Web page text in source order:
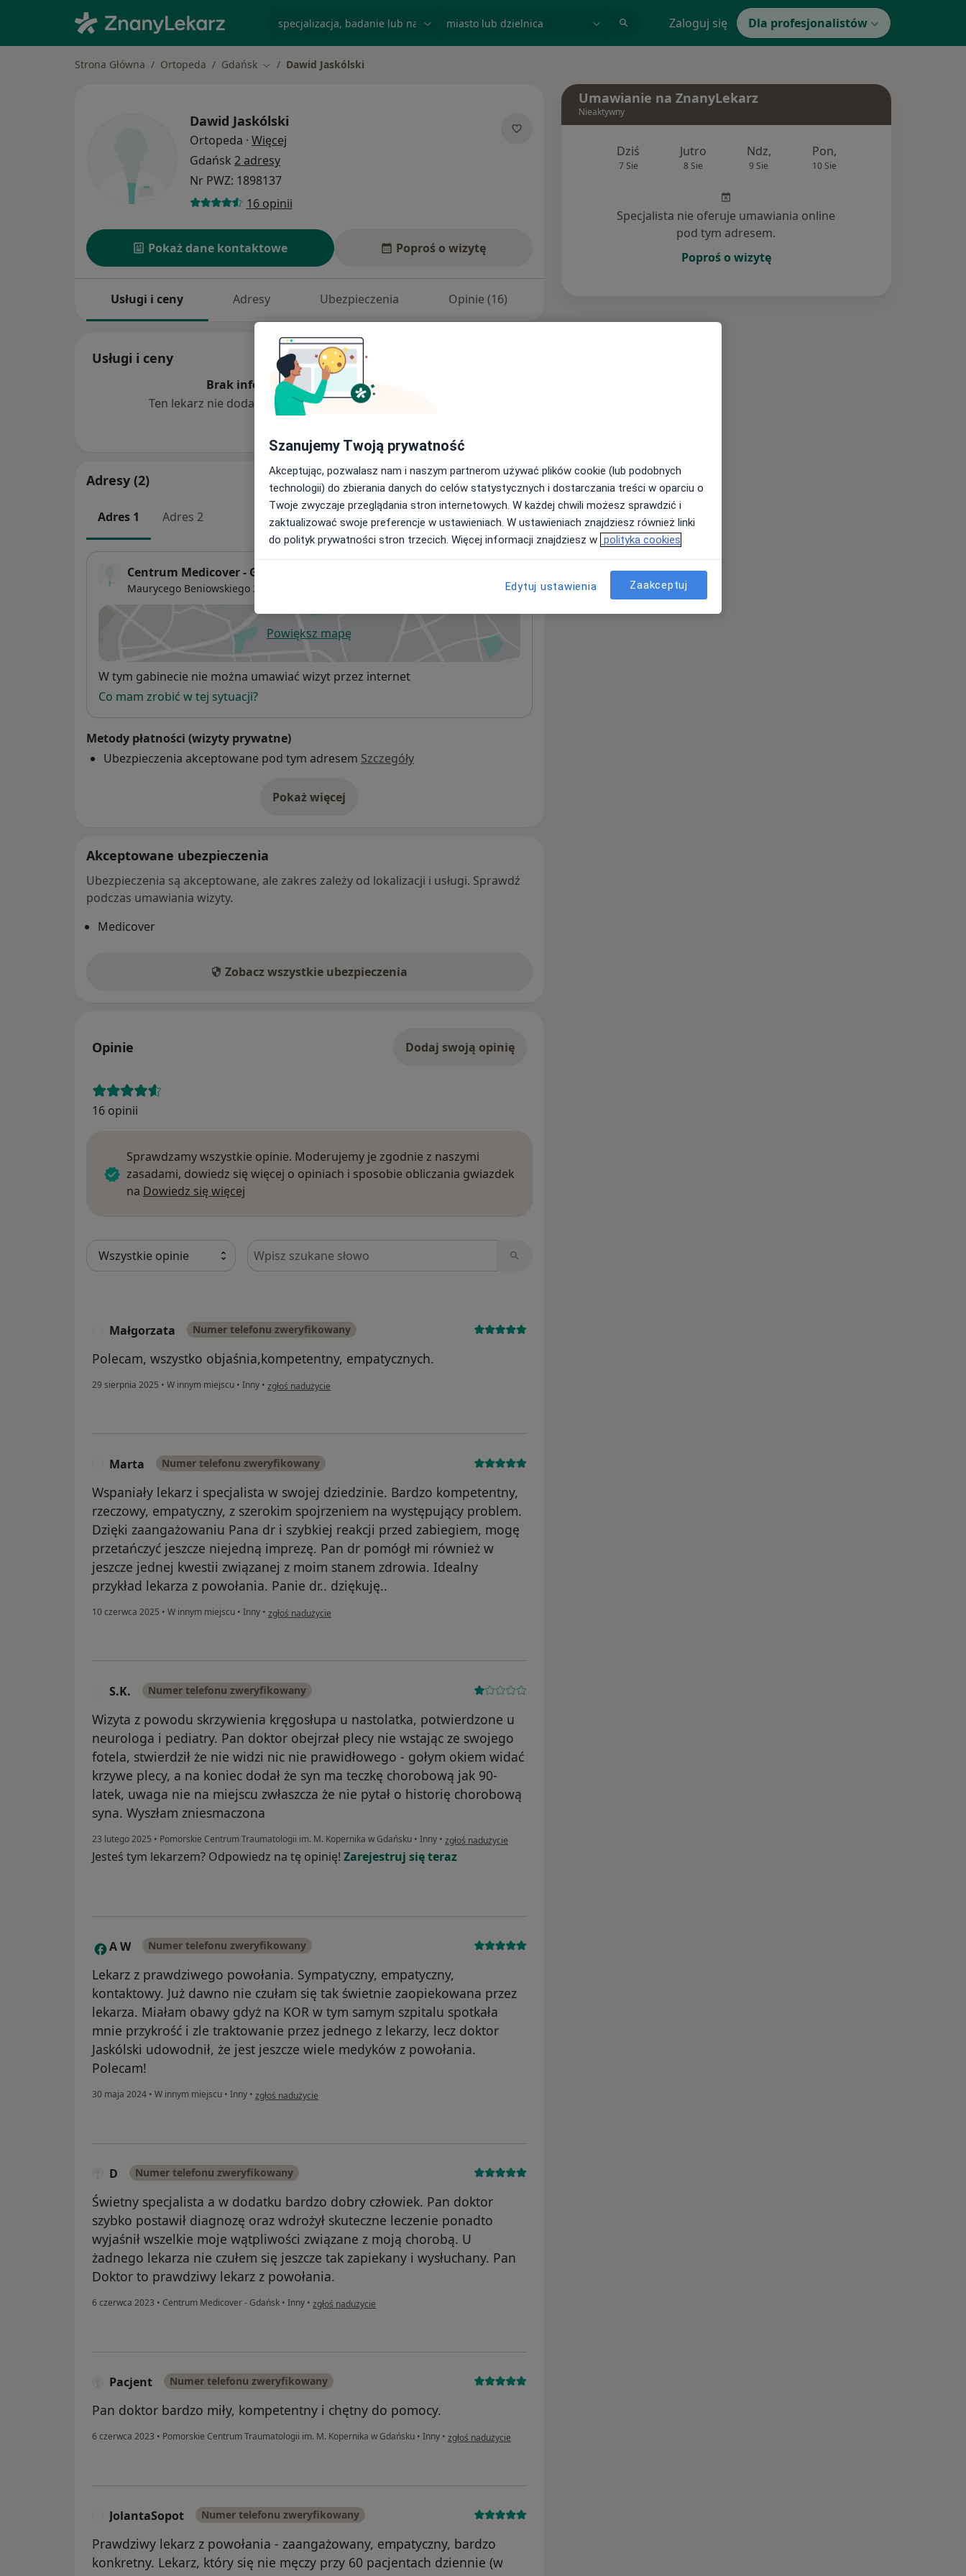
Zaloguj się Dla profesjonalistów
Strona Główna Ortopeda Gdańsk Zmień miasto
Dawid Jaskólski
Dawid Jaskólski
Ortopeda · Więcej
Gdańsk 2 adresy
Nr PWZ: 1898137
16 opinii
Pokaż dane kontaktowe Poproś o wizytę
Usługi i ceny Adresy Ubezpieczenia Opinie (16)
Usługi i ceny
Brak informacji o usługach i cenach
Ten lekarz nie dodał jeszcze informacji o usługach i cenach.
Adresy (2)
Adres 1 Adres 2
Centrum Medicover - Gdańsk
Maurycego Beniowskiego 23,
Powiększ mapęotwiera się w nowej karcie
Dostępność
W tym gabinecie nie można umawiać wizyt przez internet
Co mam zrobić w tej sytuacji?
Metody płatności (wizyty prywatne)
Ubezpieczenia akceptowane pod tym adresem Szczegóły
Pokaż więcej
o adresie
Akceptowane ubezpieczenia
Ubezpieczenia są akceptowane, ale zakres zależy od lokalizacji i usługi. Sprawdź
podczas umawiania wizyty.
Medicover
Zobacz wszystkie ubezpieczenia
Opinie Dodaj swoją opinię
16 opinii
Sprawdzamy wszystkie opinie. Moderujemy je zgodnie z naszymi
zasadami, dowiedz się więcej o opiniach i sposobie obliczania gwiazdek
na Dowiedz się więcej
Szukaj w opiniach
Małgorzata Numer telefonu zweryfikowany
Polecam, wszystko objaśnia,kompetentny, empatycznych.
29 sierpnia 2025 • W innym miejscu • Inny • w opinii użytkownika Małgorzata
zgłoś nadużycie
Marta Numer telefonu zweryfikowany
Wspaniały lekarz i specjalista w swojej dziedzinie. Bardzo kompetentny,
rzeczowy, empatyczny, z szerokim spojrzeniem na występujący problem.
Dzięki zaangażowaniu Pana dr i szybkiej reakcji przed zabiegiem, mogę
przetańczyć jeszcze niejedną imprezę. Pan dr pomógł mi również w
jeszcze jednej kwestii związanej z moim stanem zdrowia. Idealny
przykład lekarza z powołania. Panie dr.. dziękuję..
10 czerwca 2025 • W innym miejscu • Inny • w opinii użytkownika Marta
zgłoś nadużycie
S.K. Numer telefonu zweryfikowany
Wizyta z powodu skrzywienia kręgosłupa u nastolatka, potwierdzone u
neurologa i pediatry. Pan doktor obejrzał plecy nie wstając ze swojego
fotela, stwierdził że nie widzi nic nie prawidłowego - gołym okiem widać
krzywe plecy, a na koniec dodał że syn ma teczkę chorobową jak 90-
latek, uwaga nie na miejscu zwłaszcza że nie pytał o historię chorobową
syna. Wyszłam zniesmaczona
23 lutego 2025 • Pomorskie Centrum Traumatologii im. M. Kopernika w Gdańsku • Inny • w opinii użytkownika S.K.
zgłoś nadużycie
Jesteś tym lekarzem? Odpowiedz na tę opinię! Zarejestruj się teraz
A A W Numer telefonu zweryfikowany
Lekarz z prawdziwego powołania. Sympatyczny, empatyczny,
kontaktowy. Już dawno nie czułam się tak świetnie zaopiekowana przez
lekarza. Miałam obawy gdyż na KOR w tym samym szpitalu spotkała
mnie przykrość i zle traktowanie przez jednego z lekarzy, lecz doktor
Jaskólski udowodnił, że jest jeszcze wiele medyków z powołania.
Polecam!
30 maja 2024 • W innym miejscu • Inny • w opinii użytkownika A W
zgłoś nadużycie
D Numer telefonu zweryfikowany
Świetny specjalista a w dodatku bardzo dobry człowiek. Pan doktor
szybko postawił diagnozę oraz wdrożył skuteczne leczenie ponadto
wyjaśnił wszelkie moje wątpliwości związane z moją chorobą. U
żadnego lekarza nie czułem się jeszcze tak zapiekany i wysłuchany. Pan
Doktor to prawdziwy lekarz z powołania.
6 czerwca 2023 • Centrum Medicover - Gdańsk • Inny • w opinii użytkownika D
zgłoś nadużycie
Pacjent Numer telefonu zweryfikowany
Pan doktor bardzo miły, kompetentny i chętny do pomocy.
6 czerwca 2023 • Pomorskie Centrum Traumatologii im. M. Kopernika w Gdańsku • Inny • w opinii użytkownika Pacjent
zgłoś nadużycie
JolantaSopot Numer telefonu zweryfikowany
Prawdziwy lekarz z powołania - zaangażowany, empatyczny, bardzo
konkretny. Lekarz, który się nie męczy przy 60 pacjentach dziennie (w
Umawianie na ZnanyLekarz
Nieaktywny
Dziś
7 Sie
Jutro
8 Sie
Ndz,
9 Sie
Pon,
10 Sie
Specjalista nie oferuje umawiania online
pod tym adresem.
Poproś o wizytę
Szanujemy Twoją prywatność
Akceptując, pozwalasz nam i naszym partnerom używać plików cookie (lub podobnych
technologii) do zbierania danych do celów statystycznych i dostarczania treści w oparciu o
Twoje zwyczaje przeglądania stron internetowych. W każdej chwili możesz sprawdzić i
zaktualizować swoje preferencje w ustawieniach. W ustawieniach znajdziesz również linki
do polityk prywatności stron trzecich. Więcej informacji znajdziesz w polityka cookies
Edytuj ustawienia Zaakceptuj